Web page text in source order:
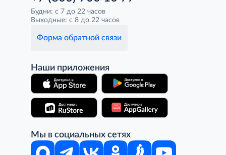
Будни: с 7 до 22 часов
Выходные: с 8 до 22 часов
Форма обратной связи
Наши приложения
Мы в социальных сетях